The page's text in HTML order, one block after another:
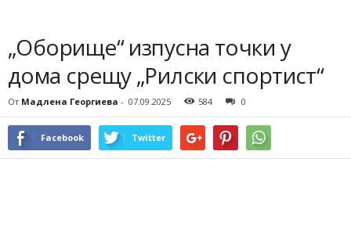
„Оборище“ изпусна точки у
дома срещу „Рилски спортист“
От Мадлена Георгиева - 07.09.2025 584 0
Facebook Twitter